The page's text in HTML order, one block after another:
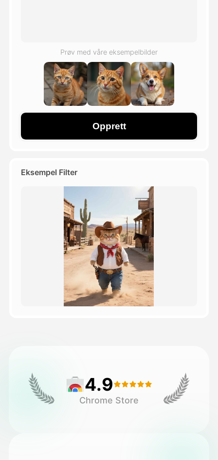
Se alle maler
Blogg
Prøv med våre eksempelbilder
Opprett
Eksempel Filter
4.9
Chrome Store